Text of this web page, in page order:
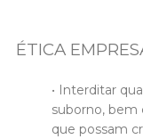
ÉTICA
• Interditar
suborno,
que possam